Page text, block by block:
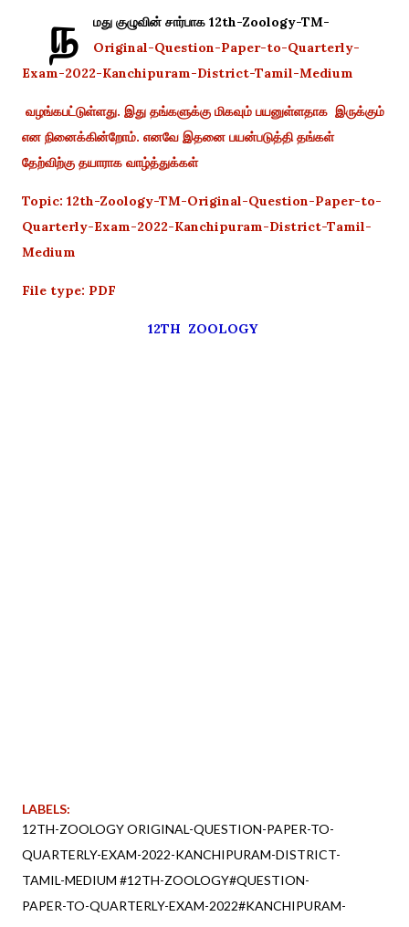
ந
மது குழுவின் சார்பாக 12th-Zoology-TM-
Original-Question-Paper-to-Quarterly-
Exam-2022-Kanchipuram-District-Tamil-Medium
வழங்கபட்டுள்ளது. இது தங்களுக்கு மிகவும் பயனுள்ளதாக இருக்கும்
என நினைக்கின்றோம். எனவே இதனை பயன்படுத்தி தங்கள்
தேற்விற்கு தயாராக வாழ்த்துக்கள்
Topic: 12th-Zoology-TM-Original-Question-Paper-to-
Quarterly-Exam-2022-Kanchipuram-District-Tamil-
Medium
File type: PDF
12TH ZOOLOGY
LABELS:
12TH-ZOOLOGY ORIGINAL-QUESTION-PAPER-TO-
QUARTERLY-EXAM-2022-KANCHIPURAM-DISTRICT-
TAMIL-MEDIUM #12TH-ZOOLOGY#QUESTION-
PAPER-TO-QUARTERLY-EXAM-2022#KANCHIPURAM-